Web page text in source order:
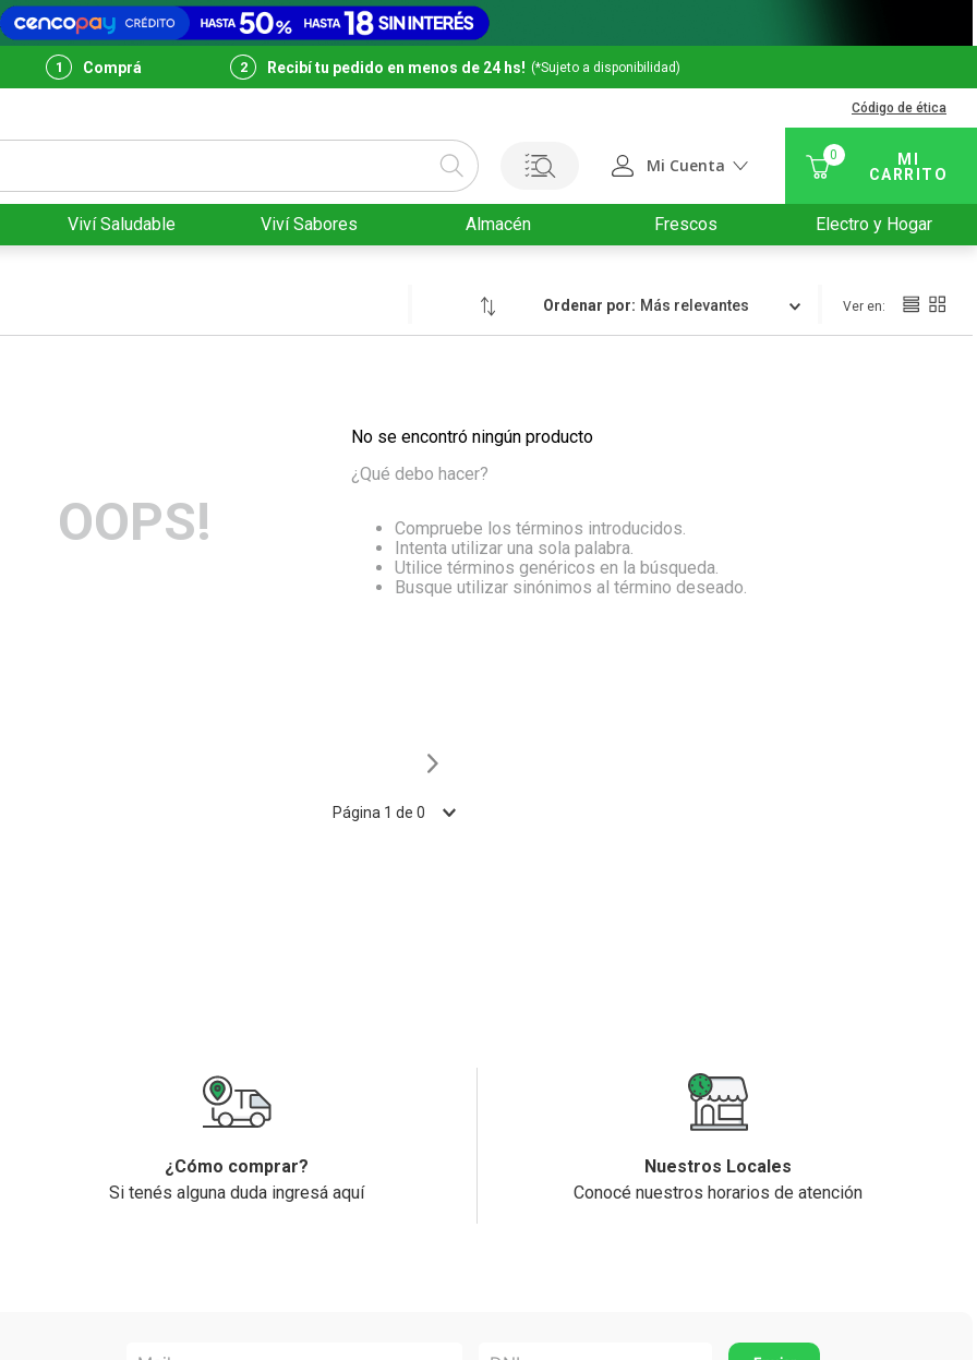
Comprá Recibí tu pedido en menos de 24 hs! (*Sujeto a disponibilidad)
Código de ética
Mi Cuenta
0
Viví Saludable Viví Sabores Almacén Frescos Electro y Hogar
Ordenar por Relevancia
OOPS!
No se encontró ningún producto
¿Qué debo hacer?
Compruebe los términos introducidos.
Intenta utilizar una sola palabra.
Utilice términos genéricos en la búsqueda.
Busque utilizar sinónimos al término deseado.
Página 1 de 0
¿Cómo comprar?
Si tenés alguna duda ingresá aquí
Nuestros Locales
Conocé nuestros horarios de atención